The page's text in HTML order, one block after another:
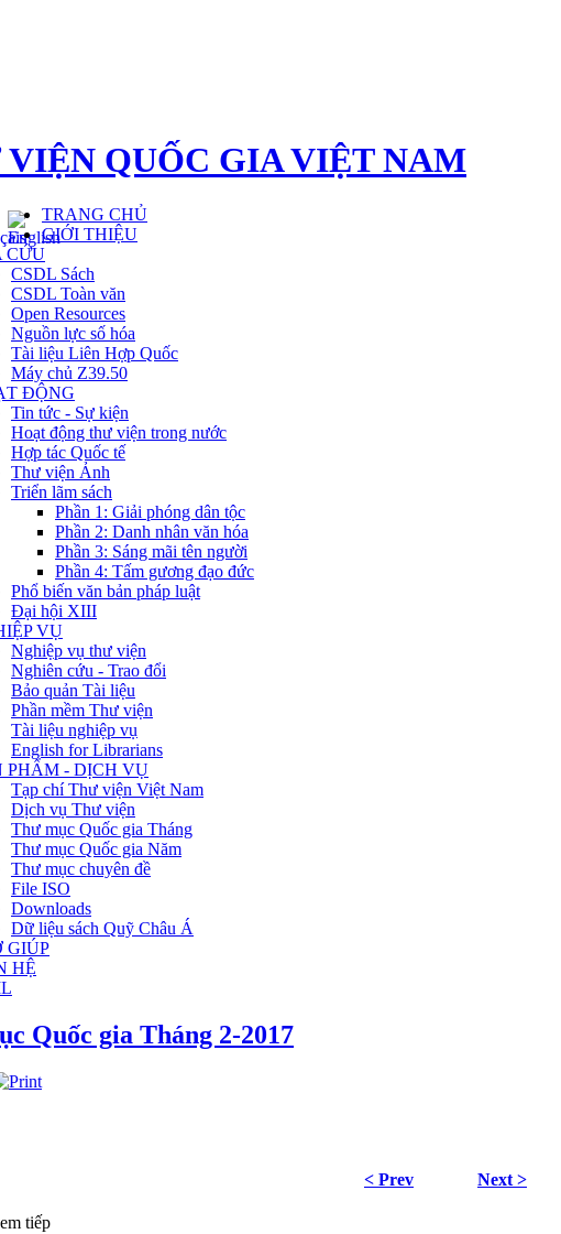
QUỐC GIA VIỆT NAM
TRANG CHỦ
GIỚI THIỆU
CỨU
CSDL Sách
CSDL Toàn văn
Open Resources
Nguồn lực số hóa
Tài liệu Liên Hợp Quốc
Máy chủ Z39.50
ĐỘNG
Tin tức - Sự kiện
Hoạt động thư viện trong nước
Hợp tác Quốc tế
Thư viện Ảnh
Triển lãm sách
Phần 1: Giải phóng dân tộc
Phần 2: Danh nhân văn hóa
Phần 3: Sáng mãi tên người
Phần 4: Tấm gương đạo đức
Phổ biến văn bản pháp luật
Đại hội XIII
VỤ
Nghiệp vụ thư viện
Nghiên cứu - Trao đổi
Bảo quản Tài liệu
Phần mềm Thư viện
Tài liệu nghiệp vụ
English for Librarians
PHẨM - DỊCH VỤ
Tạp chí Thư viện Việt Nam
Dịch vụ Thư viện
Thư mục Quốc gia Tháng
Thư mục Quốc gia Năm
Thư mục chuyên đề
File ISO
Downloads
Dữ liệu sách Quỹ Châu Á
GIÚP
HỆ
Quốc gia Tháng 2-2017
< Prev Next >
tiếp